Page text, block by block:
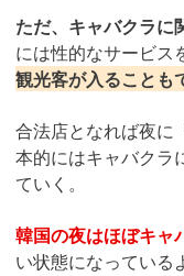
ただ、キャバクラに
には性的なサービス
観光客が入ることも
合法店となれば夜に
本的にはキャバクラ
ていく。
韓国の夜はほぼキャ
い状態になっている